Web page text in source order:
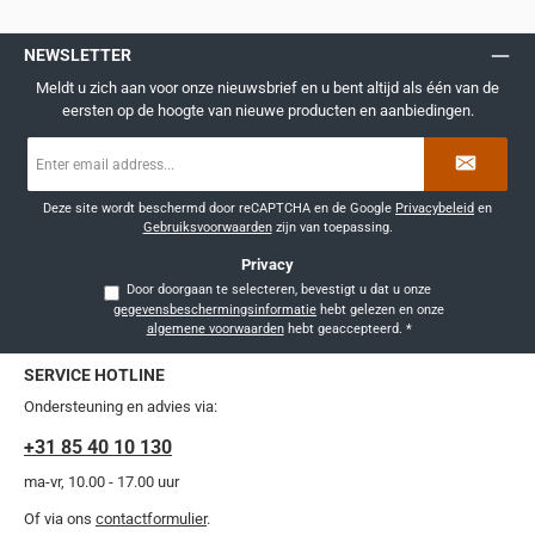
NEWSLETTER
Meldt u zich aan voor onze nieuwsbrief en u bent altijd als één van de
eersten op de hoogte van nieuwe producten en aanbiedingen.
mailadres
Deze site wordt beschermd door reCAPTCHA en de Google Privacybeleid en
Gebruiksvoorwaardenzijn van toepassing.
Privacy
Door doorgaan te selecteren, bevestigt u dat u onze
gegevensbeschermingsinformatie
algemene voorwaardenhebt geaccepteerd. *
SERVICE HOTLINE
Ondersteuning en advies via:
+31 85 40 10 130
ma-vr, 10.00 - 17.00 uur
Of via ons contactformulier.